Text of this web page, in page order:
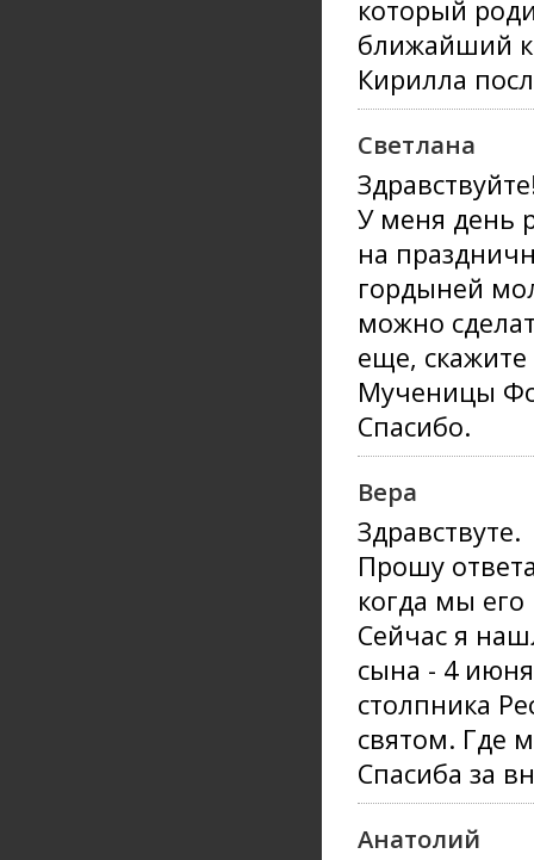
который
ближайший
Кирилла
Светлана
У меня день
на
гордыней
можно
еще,
Мученицы
Спасибо.
Вера
Здравствуте.
Прошу
когда мы его
Сейчас я
сына - 4
столпника
святом. Где
Спасиба за
Анатолий